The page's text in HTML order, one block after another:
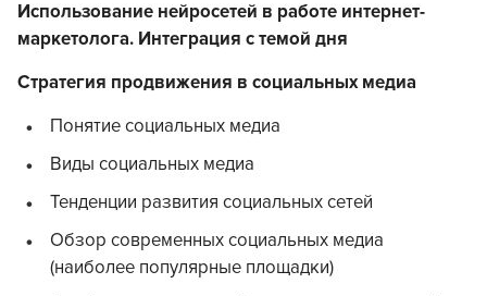
Использование нейросетей в работе интернет-
маркетолога. Интеграция с темой дня
Стратегия продвижения в социальных медиа
Понятие социальных медиа
Виды социальных медиа
Тенденции развития социальных сетей
Обзор современных социальных медиа
(наиболее популярные площадки)